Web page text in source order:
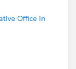
Office in